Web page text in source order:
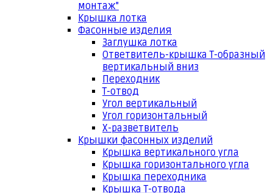
монтаж"
Крышка лотка
Фасонные изделия
Заглушка лотка
Ответвитель-крышка Т-образный
вертикальный вниз
Переходник
Т-отвод
Угол вертикальный
Угол горизонтальный
Х-разветвитель
Крышки фасонных изделий
Крышка вертикального угла
Крышка горизонтального угла
Крышка переходника
Крышка Т-отвода